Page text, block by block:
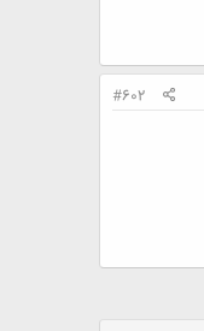
#602